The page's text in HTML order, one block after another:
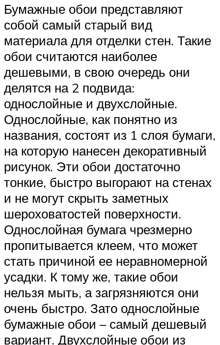
Бумажные обои представляют
собой самый старый вид
материала для отделки стен. Такие
обои считаются наиболее
дешевыми, в свою очередь они
делятся на 2 подвида:
однослойные и двухслойные.
Однослойные, как понятно из
названия, состоят из 1 слоя бумаги,
на которую нанесен декоративный
рисунок. Эти обои достаточно
тонкие, быстро выгорают на стенах
и не могут скрыть заметных
шероховатостей поверхности.
Однослойная бумага чрезмерно
пропитывается клеем, что может
стать причиной ее неравномерной
усадки. К тому же, такие обои
нельзя мыть, а загрязняются они
очень быстро. Зато однослойные
бумажные обои – самый дешевый
вариант. Двухслойные обои из